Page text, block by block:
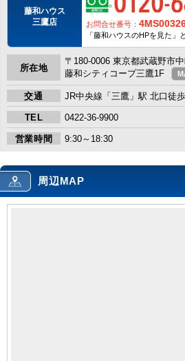
藤和ハウス
三鷹店
お問合せ番号：
「藤和ハウスのHPを見た」
所在地
〒180-0006 東京都武蔵野市
藤和シティコープ三鷹1F
交通 JR中央線「三鷹」駅 北口徒
TEL 0422-36-9900
営業時間 9:30～18:30
周辺MAP